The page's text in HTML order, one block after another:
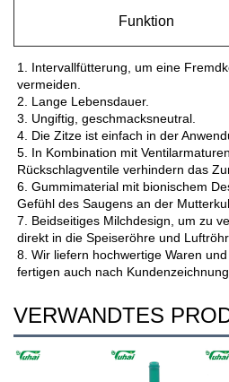
Funktion
1. Intervallfütterung, um eine
vermeiden.
2. Lange Lebensdauer.
3. Ungiftig, geschmacksneutral.
4. Die Zitze ist einfach in der
5. In Kombination mit
Rückschlagventile verhindern das
6. Gummimaterial mit bionischem
Gefühl des Saugens an der
7. Beidseitiges Milchdesign, um zu
direkt in die Speiseröhre und
8. Wir liefern hochwertige Waren
fertigen auch nach
VERWANDTES